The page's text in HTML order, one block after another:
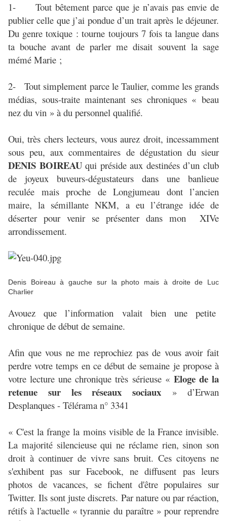
1- Tout bêtement parce que je n’avais pas envie de
publier celle que j’ai pondue d’un trait après le déjeuner.
Du genre toxique : tourne toujours 7 fois ta langue dans
ta bouche avant de parler me disait souvent la sage
mémé Marie ;
2- Tout simplement parce le Taulier, comme les grands
médias, sous-traite maintenant ses chroniques « beau
nez du vin » à du personnel qualifié.
Oui, très chers lecteurs, vous aurez droit, incessamment
sous peu, aux commentaires de dégustation du sieur
DENIS BOIREAUqui préside aux destinées d’un club
de joyeux buveurs-dégustateurs dans une banlieue
reculée mais proche de Longjumeau dont l’ancien
maire, la sémillante NKM, a eu l’étrange idée de
déserter pour venir se présenter dans mon XIVe
arrondissement.
Denis Boireau à gauche sur la photo mais à droite de Luc
Charlier
Avouez que l’information valait bien une petite
chronique de début de semaine.
Afin que vous ne me reprochiez pas de vous avoir fait
perdre votre temps en ce début de semaine je propose à
votre lecture une chronique très sérieuse « Eloge de la
retenue sur les réseaux sociaux » d’Erwan
Desplanques - Télérama n° 3341
« C'est la frange la moins visible de la France invisible.
La majorité silencieuse qui ne réclame rien, sinon son
droit à continuer de vivre sans bruit. Ces citoyens ne
s'exhibent pas sur Facebook, ne diffusent pas leurs
photos de vacances, se fichent d'être populaires sur
Twitter. Ils sont juste discrets. Par nature ou par réaction,
rétifs à l'actuelle « tyrannie du paraître » pour reprendre